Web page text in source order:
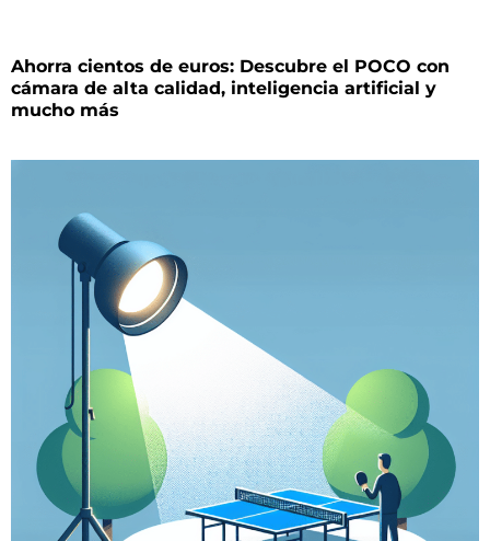
Ahorra cientos de euros: Descubre el POCO con
cámara de alta calidad, inteligencia artificial y
mucho más